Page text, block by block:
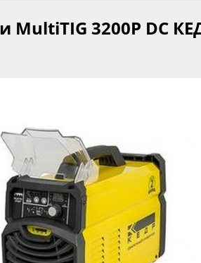
MultiTIG 3200P DC